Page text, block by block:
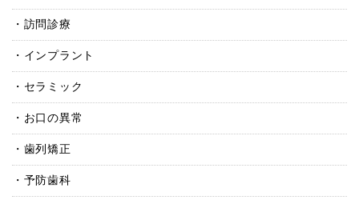
訪問診療
インプラント
セラミック
お口の異常
歯列矯正
予防歯科